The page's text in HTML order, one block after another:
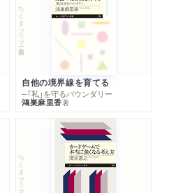
ちくまプリマー新書
自他の境界線を育てる
─「私」を守るバウンダリー
鴻巣麻里香著
ちくまプリマー新書